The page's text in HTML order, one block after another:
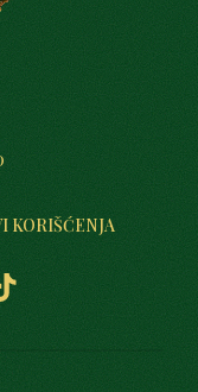
KORIŠĆENJA